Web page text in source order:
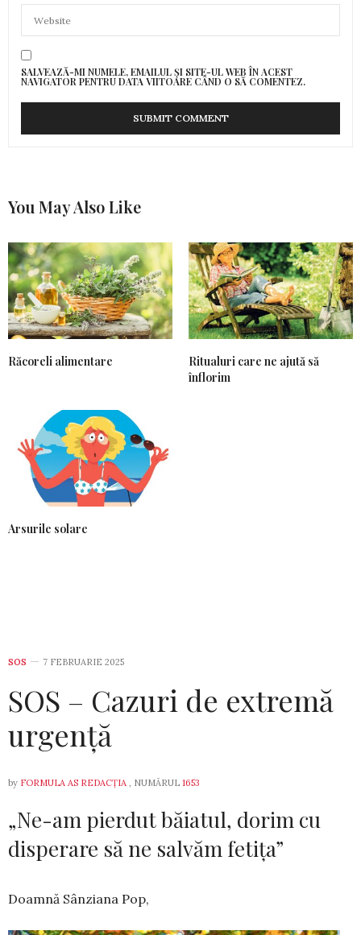
SALVEAZĂ-MI NUMELE, EMAILUL ȘI SITE-UL WEB ÎN ACEST
NAVIGATOR PENTRU DATA VIITOARE CÂND O SĂ COMENTEZ.
You May Also Like
Răcoreli alimentare
Ritualuri care ne ajută să
înflorim
Arsurile solare
SOS 7 FEBRUARIE 2025
SOS – Cazuri de extremă
urgență
by FORMULA AS REDACȚIA , NUMĂRUL 1653
„Ne-am pierdut băiatul, dorim cu
disperare să ne salvăm fetița”
Doamnă Sânziana Pop,